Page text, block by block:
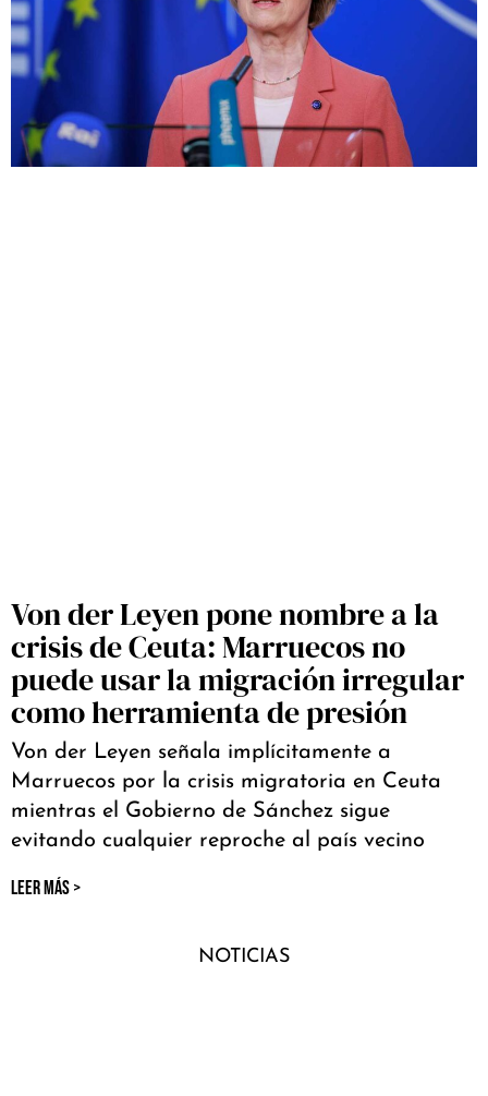
Von der Leyen pone nombre a la
crisis de Ceuta: Marruecos no
puede usar la migración irregular
como herramienta de presión
Von der Leyen señala implícitamente a
Marruecos por la crisis migratoria en Ceuta
mientras el Gobierno de Sánchez sigue
evitando cualquier reproche al país vecino
LEER MÁS >
NOTICIAS